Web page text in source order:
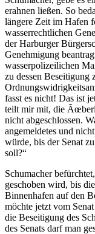
erahnen ließen. So
längere Zeit im Hafen
wasserrechtlichen
der Harburger
Genehmigung
wasserpolizeilichen
zu dessen Beseitigung
fasst es nicht! Das ist
teilt mir mit, die
nicht abgeschlossen.
angemeldetes und
würde, bis der Senat
soll?“
Schumacher
geschoben wird, bis
Binnenhafen auf den
möchte jetzt vom
die Beseitigung des
des Senats darf man